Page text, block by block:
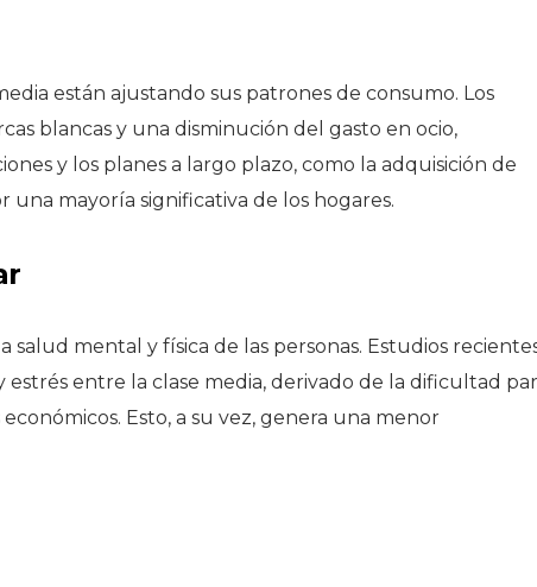
están ajustando sus patrones de consumo. Los
blancas y una disminución del gasto en ocio,
y los planes a largo plazo, como la adquisición de
una mayoría significativa de los hogares.
mental y física de las personas. Estudios
entre la clase media, derivado de la dificultad
Esto, a su vez, genera una menor